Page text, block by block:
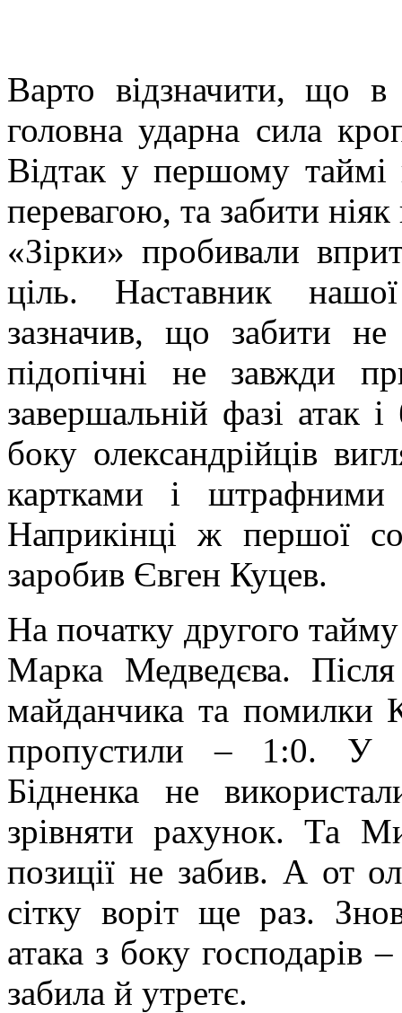
Варто відзначити, що в
головна ударна сила
Відтак у першому таймі
перевагою, та забити
«Зірки» пробивали
ціль. Наставник
зазначив, що забити
підопічні не завжди
завершальній фазі атак
боку олександрійців
картками і штрафними
Наприкінці ж першої
заробив Євген Куцев.
На початку другого
Марка Медведєва.
майданчика та помилки
пропустили – 1:0. У
Бідненка не
зрівняти рахунок. Та
позиції не забив. А от
сітку воріт ще раз.
атака з боку господарів
забила й утретє.